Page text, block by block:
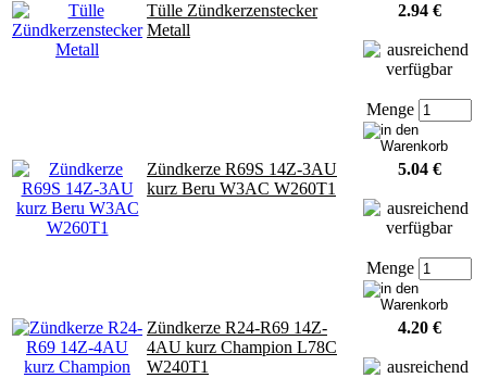
Tülle Zündkerzenstecker
Metall
2.94 €
Menge
Zündkerze R69S 14Z-3AU
kurz Beru W3AC W260T1
5.04 €
Menge
Zündkerze R24-R69 14Z-
4AU kurz Champion L78C
W240T1
4.20 €